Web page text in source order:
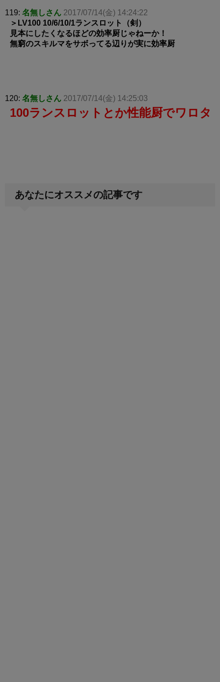
119: 名無しさん 2017/07/14(金) 14:24:22
＞LV100 10/6/10/1ランスロット（剣）
見本にしたくなるほどの効率厨じゃねーか！
無窮のスキルマをサボってる辺りが実に効率厨
120: 名無しさん 2017/07/14(金) 14:25:03
100ランスロットとか性能厨でワロタ
あなたにオススメの記事です